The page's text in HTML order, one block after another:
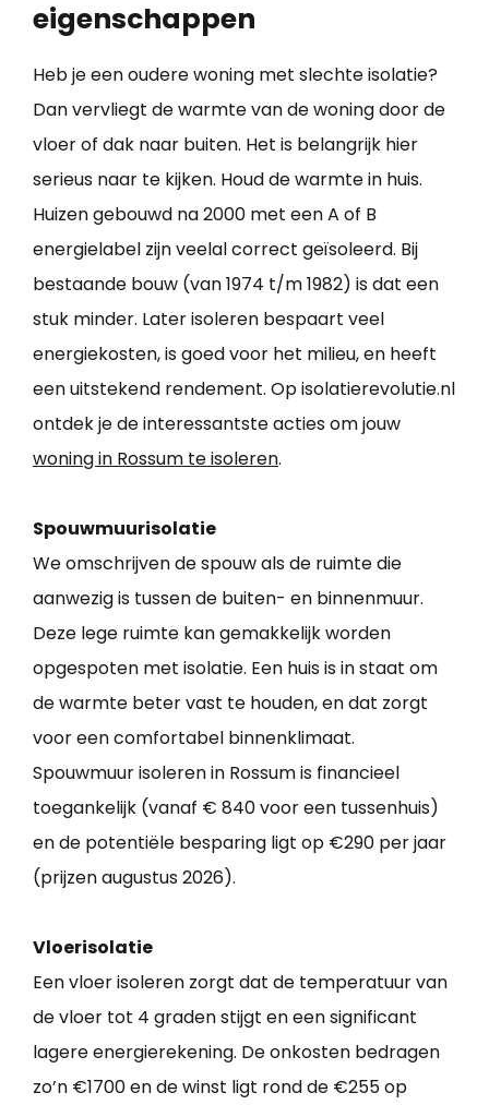
eigenschappen
Heb je een oudere woning met slechte isolatie?
Dan vervliegt de warmte van de woning door de
vloer of dak naar buiten. Het is belangrijk hier
serieus naar te kijken. Houd de warmte in huis.
Huizen gebouwd na 2000 met een A of B
energielabel zijn veelal correct geïsoleerd. Bij
bestaande bouw (van 1974 t/m 1982) is dat een
stuk minder. Later isoleren bespaart veel
energiekosten, is goed voor het milieu, en heeft
een uitstekend rendement. Op isolatierevolutie.nl
ontdek je de interessantste acties om jouw
woning in Rossum te isoleren.
Spouwmuurisolatie
We omschrijven de spouw als de ruimte die
aanwezig is tussen de buiten- en binnenmuur.
Deze lege ruimte kan gemakkelijk worden
opgespoten met isolatie. Een huis is in staat om
de warmte beter vast te houden, en dat zorgt
voor een comfortabel binnenklimaat.
Spouwmuur isoleren in Rossum is financieel
toegankelijk (vanaf € 840 voor een tussenhuis)
en de potentiële besparing ligt op €290 per jaar
(prijzen augustus 2026).
Vloerisolatie
Een vloer isoleren zorgt dat de temperatuur van
de vloer tot 4 graden stijgt en een significant
lagere energierekening. De onkosten bedragen
zo’n €1700 en de winst ligt rond de €255 op